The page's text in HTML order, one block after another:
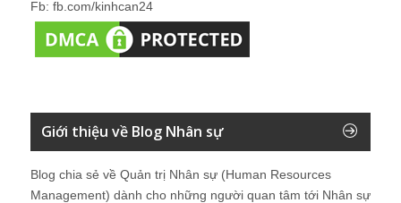
Fb: fb.com/kinhcan24
Giới thiệu về Blog Nhân sự
Blog chia sẻ về Quản trị Nhân sự (Human Resources
Management) dành cho những người quan tâm tới Nhân sự